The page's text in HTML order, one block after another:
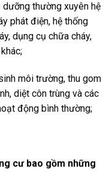
thường xuyên hệ
phát điện, hệ thống
dụng cụ chữa cháy,
môi trường, thu gom
diệt côn trùng và các
động bình thường;
cư bao gồm những